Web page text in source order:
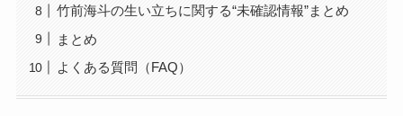
竹前海斗の生い立ちに関する“未確認情報”まとめ
まとめ
よくある質問（FAQ）